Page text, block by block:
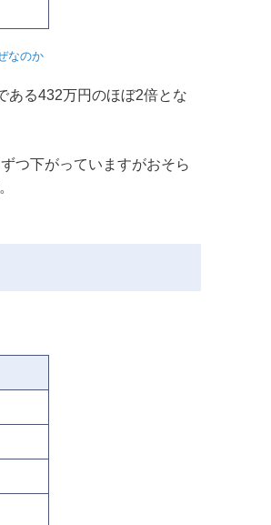
なのか
ある432万円のほぼ2倍とな
つ下がっていますがおそら